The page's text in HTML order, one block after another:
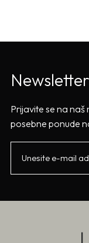
Newsletter
Prijavite se na
posebne ponude